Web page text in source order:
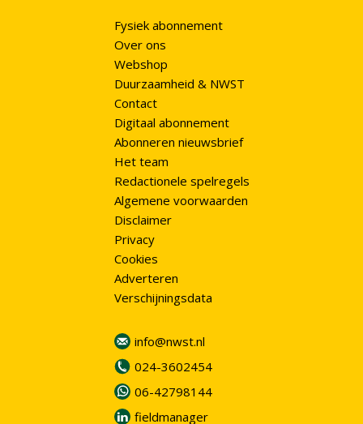
Fysiek abonnement
Over ons
Webshop
Duurzaamheid & NWST
Contact
Digitaal abonnement
Abonneren nieuwsbrief
Het team
Redactionele spelregels
Algemene voorwaarden
Disclaimer
Privacy
Cookies
Adverteren
Verschijningsdata
info@nwst.nl
024-3602454
06-42798144
fieldmanager